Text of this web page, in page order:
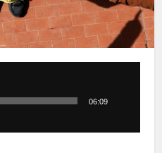
06:09